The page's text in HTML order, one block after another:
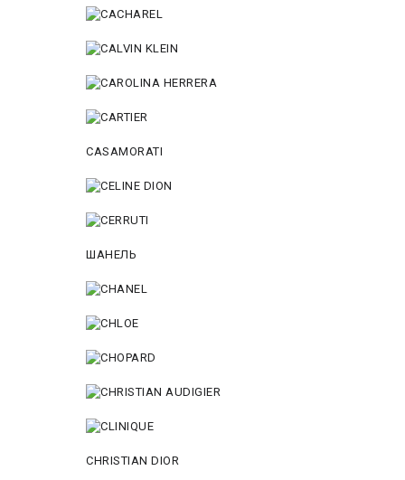
CASAMORATI
ШАНЕЛЬ
CHRISTIAN DIOR